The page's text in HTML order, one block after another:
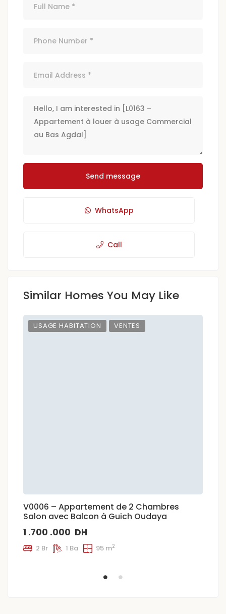
Send message
WhatsApp
Call
Similar Homes You May Like
USAGE HABITATION VENTES
V0006 – Appartement de 2 Chambres
Salon avec Balcon à Guich Oudaya
1 .700 .000 DH
2 Br 1 Ba 95 m2